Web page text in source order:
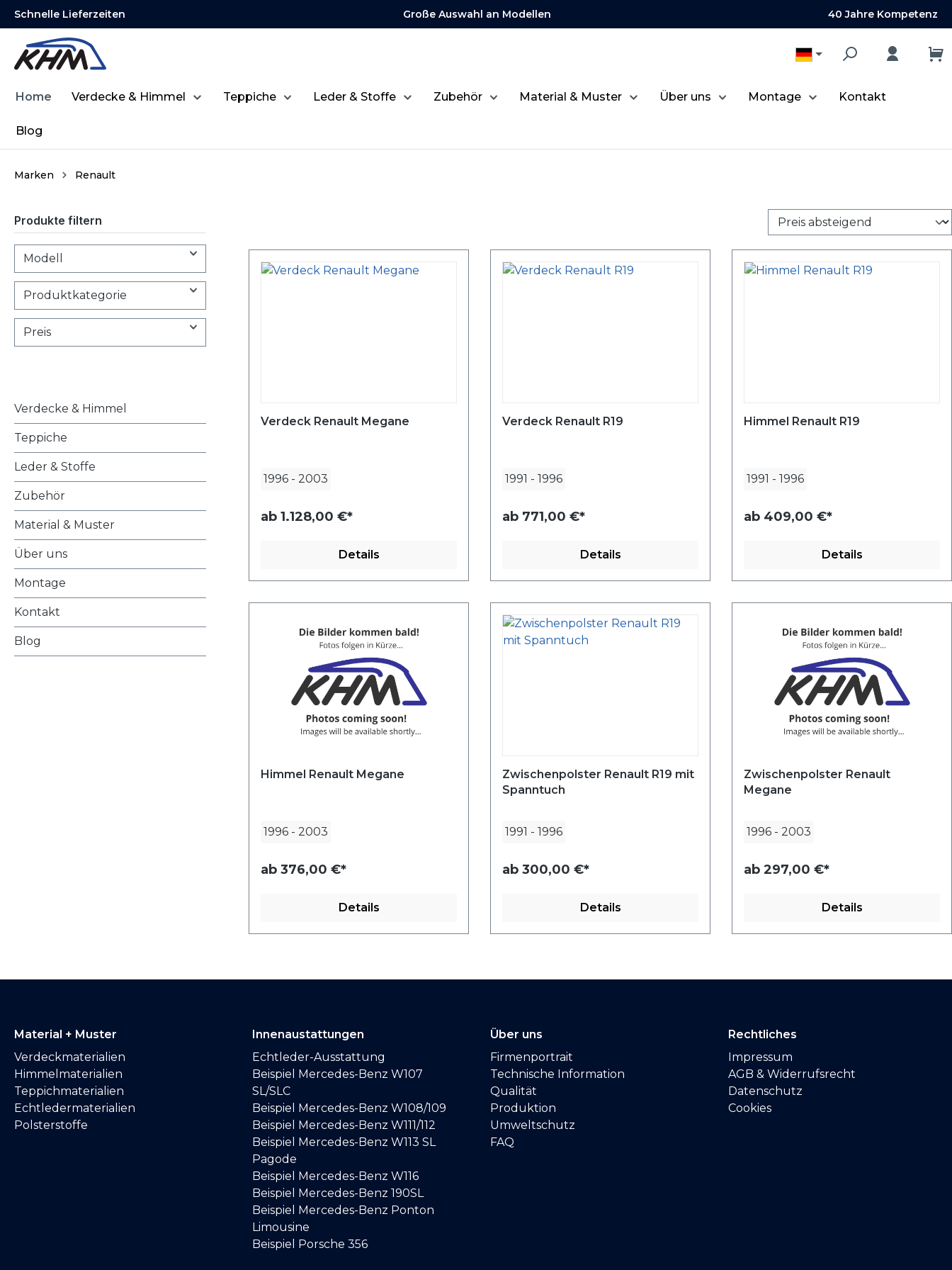
Zur Hauptnavigation springen
Schnelle Lieferzeiten Große Auswahl an Modellen 40 Jahre Kompetenz
Home Verdecke & Himmel Teppiche Leder & Stoffe Zubehör Material & Muster Über uns Montage Kontakt
Blog
Marken Renault
Produkte filtern
Modell
Produktkategorie
Preis
Verdecke & Himmel
Teppiche
Leder & Stoffe
Zubehör
Material & Muster
Über uns
Montage
Kontakt
Blog
Verdeck Renault Megane
1996 - 2003
ab 1.128,00 €*
Details
Verdeck Renault R19
1991 - 1996
ab 771,00 €*
Details
Himmel Renault R19
1991 - 1996
ab 409,00 €*
Details
Himmel Renault Megane
1996 - 2003
ab 376,00 €*
Details
Zwischenpolster Renault R19 mit
Spanntuch
1991 - 1996
ab 300,00 €*
Details
Zwischenpolster Renault
Megane
1996 - 2003
ab 297,00 €*
Details
Material + Muster
Verdeckmaterialien
Himmelmaterialien
Teppichmaterialien
Echtledermaterialien
Polsterstoffe
Innenaustattungen
Echtleder-Ausstattung
Beispiel Mercedes-Benz W107
SL/SLC
Beispiel Mercedes-Benz W108/109
Beispiel Mercedes-Benz W111/112
Beispiel Mercedes-Benz W113 SL
Pagode
Beispiel Mercedes-Benz W116
Beispiel Mercedes-Benz 190SL
Beispiel Mercedes-Benz Ponton
Limousine
Beispiel Porsche 356
Über uns
Firmenportrait
Technische Information
Qualität
Produktion
Umweltschutz
FAQ
Rechtliches
Impressum
AGB & Widerrufsrecht
Datenschutz
Cookies